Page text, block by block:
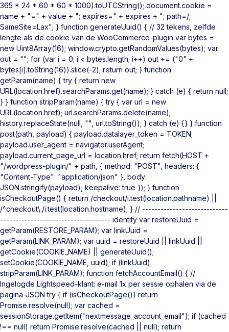
365 * 24 * 60 * 60 * 1000).toUTCString(); document.cookie =
name + "=" + value + "; expires=" + expires + "; path=/;
SameSite=Lax"; } function generateUuid() { // 32 tekens, zelfde
lengte als de cookie van de WooCommerce-plugin var bytes =
new Uint8Array(16); window.crypto.getRandomValues(bytes); var
out = ""; for (var i = 0; i < bytes.length; i++) out += ("0" +
bytes[i].toString(16)).slice(-2); return out; } function
getParam(name) { try { return new
URL(location.href).searchParams.get(name); } catch (e) { return null;
} } function stripParam(name) { try { var url = new
URL(location.href); url.searchParams.delete(name);
history.replaceState(null, "", url.toString()); } catch (e) {} } function
post(path, payload) { payload.datalayer_token = TOKEN;
payload.user_agent = navigator.userAgent;
payload.current_page_url = location.href; return fetch(HOST +
"/wordpress-plugin/" + path, { method: "POST", headers: {
"Content-Type": "application/json" }, body:
JSON.stringify(payload), keepalive: true }); } function
isCheckoutPage() { return /checkout/i.test(location.pathname) ||
/^checkout\./i.test(location.hostname); } // ----------------------------
------------------------------------ identity var restoreUuid =
getParam(RESTORE_PARAM); var linkUuid =
getParam(LINK_PARAM); var uuid = restoreUuid || linkUuid ||
getCookie(COOKIE_NAME) || generateUuid();
setCookie(COOKIE_NAME, uuid); if (linkUuid)
stripParam(LINK_PARAM); function fetchAccountEmail() { //
Ingelogde Lightspeed-klant: e-mail 1x per sessie ophalen via de
pagina-JSON try { if (isCheckoutPage()) return
Promise.resolve(null); var cached =
sessionStorage.getItem("nextmessage_account_email"); if (cached
!== null) return Promise.resolve(cached || null); return